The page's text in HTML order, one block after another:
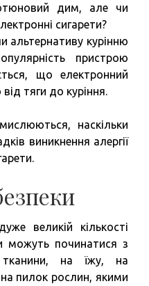
дим, але чи
сигарети?
альтернативу курінню
пристрою
що електронний
тяги до куріння.
наскільки
виникнення алергії
великій кількості
можуть починатися з
на їжу, на
на пилок рослин, якими